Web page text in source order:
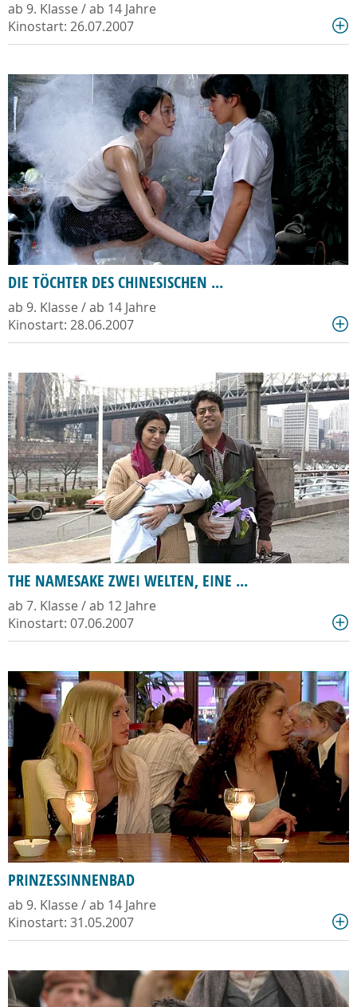
ab 9. Klasse / ab 14 Jahre
Kinostart: 26.07.2007
DIE TÖCHTER DES CHINESISCHEN ...
ab 9. Klasse / ab 14 Jahre
Kinostart: 28.06.2007
THE NAMESAKE ZWEI WELTEN, EINE ...
ab 7. Klasse / ab 12 Jahre
Kinostart: 07.06.2007
PRINZESSINNENBAD
ab 9. Klasse / ab 14 Jahre
Kinostart: 31.05.2007